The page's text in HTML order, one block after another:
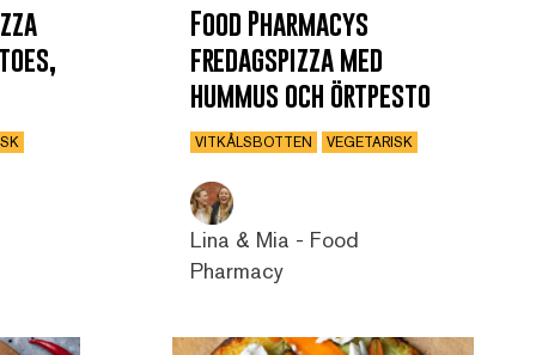
Food Pharmacys
fredagspizza med
hummus och örtpesto
VITKÅLSBOTTEN VEGETARISK
Lina & Mia - Food
Pharmacy